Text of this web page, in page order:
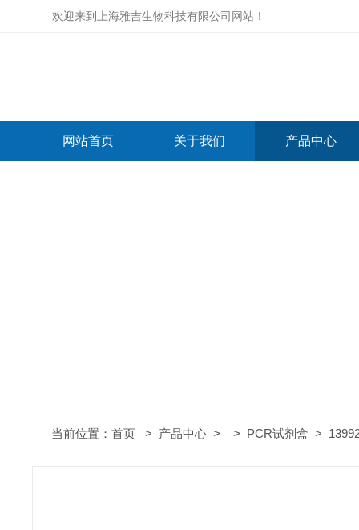
欢迎来到 上海雅吉生物科技有限公司网站 ！
网站首页 关于我们 产品中心
当前位置： 首页 > 产品中心 > > PCR试剂盒 >